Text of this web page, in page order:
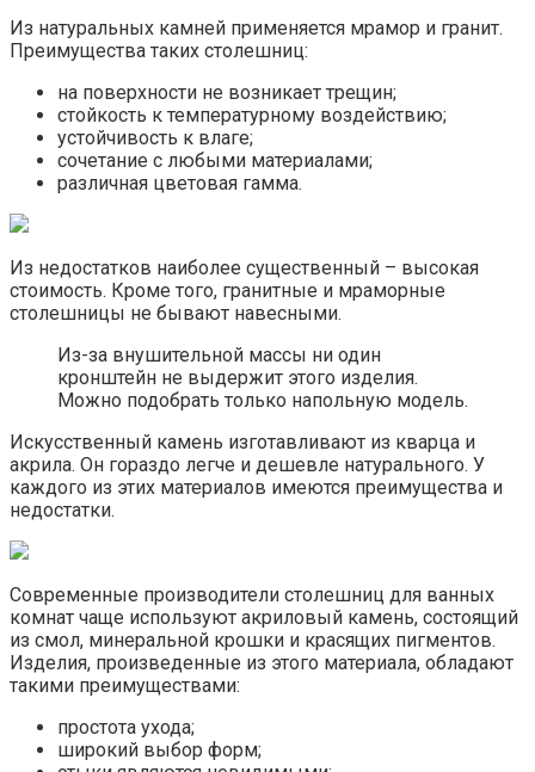
Из натуральных камней применяется мрамор и гранит.
Преимущества таких столешниц:
на поверхности не возникает трещин;
стойкость к температурному воздействию;
устойчивость к влаге;
сочетание с любыми материалами;
различная цветовая гамма.
Из недостатков наиболее существенный – высокая
стоимость. Кроме того, гранитные и мраморные
столешницы не бывают навесными.
Из-за внушительной массы ни один
кронштейн не выдержит этого изделия.
Можно подобрать только напольную модель.
Искусственный камень изготавливают из кварца и
акрила. Он гораздо легче и дешевле натурального. У
каждого из этих материалов имеются преимущества и
недостатки.
Современные производители столешниц для ванных
комнат чаще используют акриловый камень, состоящий
из смол, минеральной крошки и красящих пигментов.
Изделия, произведенные из этого материала, обладают
такими преимуществами:
простота ухода;
широкий выбор форм;